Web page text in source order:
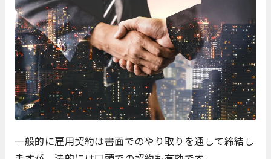
一般的に雇用契約は書面でのやり取りを通して締結し